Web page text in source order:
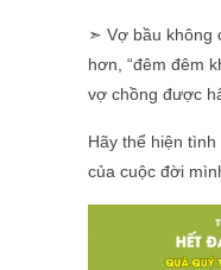
➣ Vợ bầu không
hơn, “đêm đêm
vợ chồng được
Hãy thể hiện
của cuộc đời